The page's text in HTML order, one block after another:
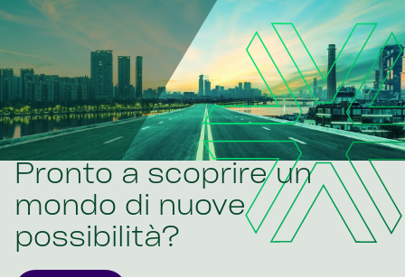
Pronto a scoprire un
mondo di nuove
possibilità?